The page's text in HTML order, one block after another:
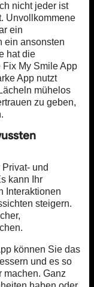
nicht jeder ist
Unvollkommene
ein
ein ansonsten
hat die
My Smile App
App nutzt
mühelos
zu geben,
und
kann Ihr
Interaktionen
steigern.
können Sie das
und es so
machen. Ganz